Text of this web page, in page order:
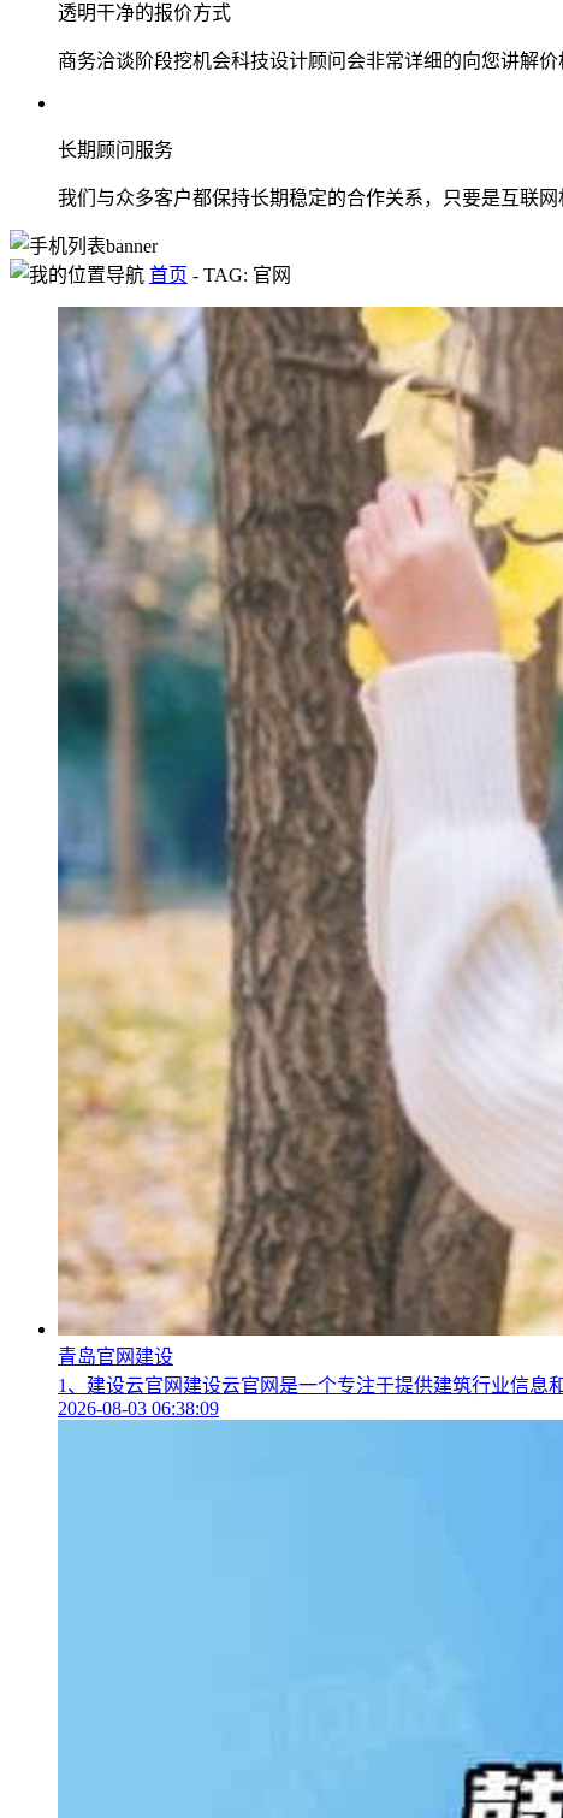
透明干净的报价方式
商务洽谈阶段挖机会科技设计顾问会非常详细的向您讲解
长期顾问服务
我们与众多客户都保持长期稳定的合作关系，只要是互联
首页 - TAG: 官网
青岛官网建设
1、建设云官网建设云官网是一个专注于提供建筑行业信
2026-08-03 06:38:09